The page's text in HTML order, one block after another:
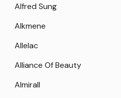
Alfred Sung
Alkmene
Allelac
Alliance Of Beauty
Almirall